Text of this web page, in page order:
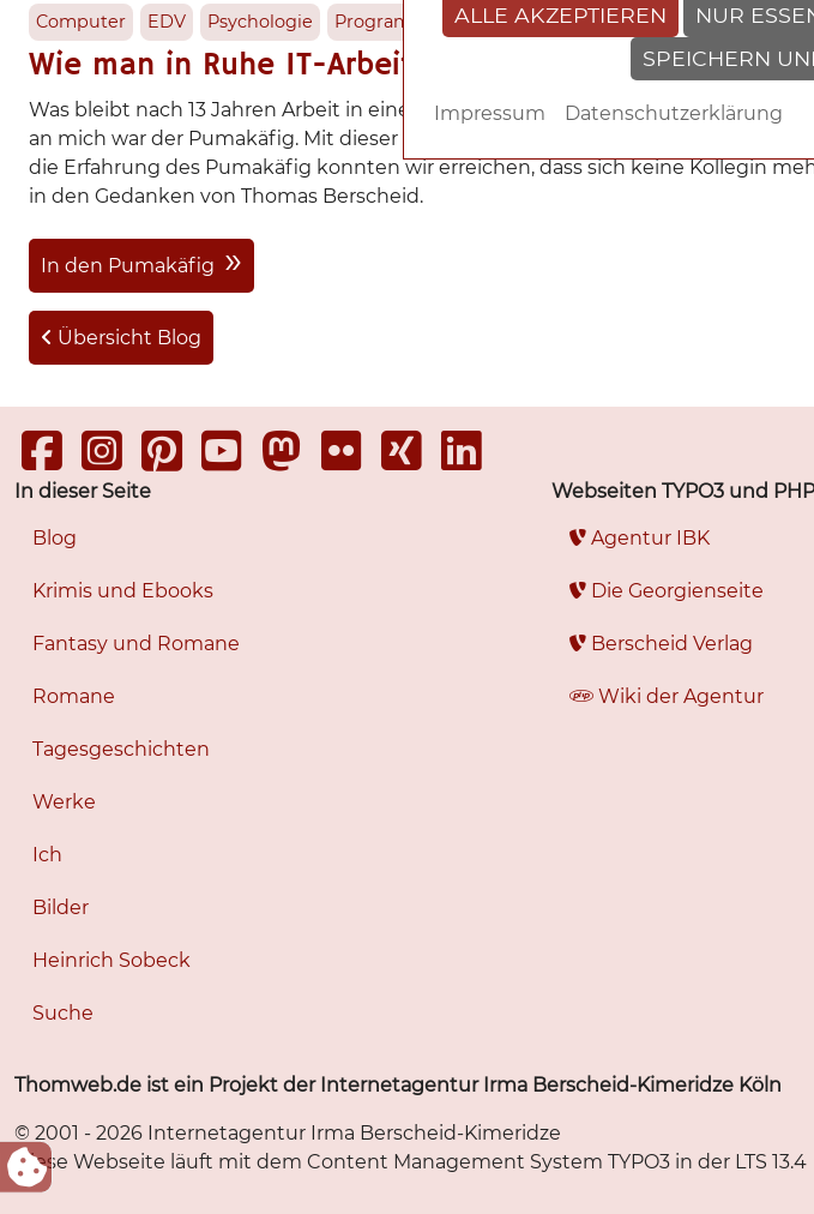
Computer EDV Psychologie Programmieren Gedanken
Wie man in Ruhe IT-Arbeiten erledigen kann
Was bleibt nach 13 Jahren Arbeit in einem Unternehmen? Jüngst traf ich eine
an mich war der Pumakäfig. Mit dieser Strategie haben wir es geschafft, unsere
die Erfahrung des Pumakäfig konnten wir erreichen, dass sich keine Kollegin
in den Gedanken von Thomas Berscheid.
In den Pumakäfig
Übersicht Blog
In dieser Seite
Blog
Krimis und Ebooks
Fantasy und Romane
Romane
Tagesgeschichten
Werke
Ich
Bilder
Heinrich Sobeck
Suche
Webseiten TYPO3 und PHP
Agentur IBK
Die Georgienseite
Berscheid Verlag
Wiki der Agentur
Thomweb.de ist ein Projekt der Internetagentur Irma Berscheid-Kimeridze Köln
© 2001 - 2026 Internetagentur Irma Berscheid-Kimeridze
Diese Webseite läuft mit dem Content Management System TYPO3 in der LTS 13.4
ALLE AKZEPTIEREN
NUR
SPEICHERN
Impressum Datenschutzerklärung